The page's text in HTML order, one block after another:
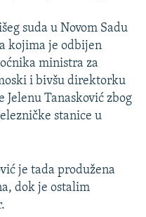
suda u Novom Sadu
kojima je odbijen
ministra za
i bivšu direktorku
Tanasković zbog
stanice u
je tada produžena
dok je ostalim